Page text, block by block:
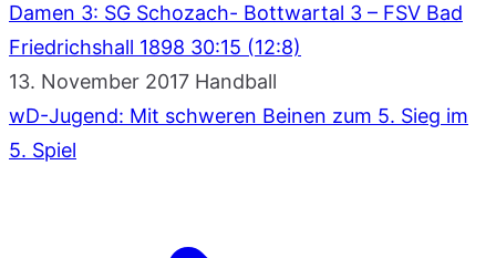
Damen 3: SG Schozach- Bottwartal 3 – FSV Bad
Friedrichshall 1898 30:15 (12:8)
13. November 2017 Handball
wD-Jugend: Mit schweren Beinen zum 5. Sieg im
5. Spiel